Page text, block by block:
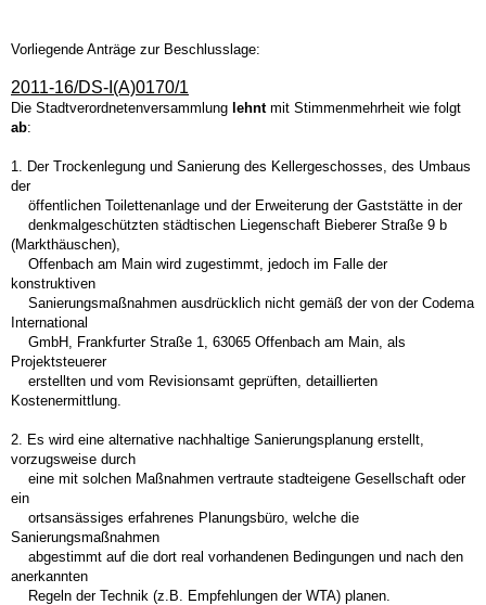
Vorliegende Anträge zur Beschlusslage:
2011-16/DS-I(A)0170/1
Die Stadtverordnetenversammlung lehntmit Stimmenmehrheit wie folgt
ab:
1. Der Trockenlegung und Sanierung des Kellergeschosses, des Umbaus
der
öffentlichen Toilettenanlage und der Erweiterung der Gaststätte in der
denkmalgeschützten städtischen Liegenschaft Bieberer Straße 9 b
(Markthäuschen),
Offenbach am Main wird zugestimmt, jedoch im Falle der
konstruktiven
Sanierungsmaßnahmen ausdrücklich nicht gemäß der von der Codema
International
GmbH, Frankfurter Straße 1, 63065 Offenbach am Main, als
Projektsteuerer
erstellten und vom Revisionsamt geprüften, detaillierten
Kostenermittlung.
2. Es wird eine alternative nachhaltige Sanierungsplanung erstellt,
vorzugsweise durch
eine mit solchen Maßnahmen vertraute stadteigene Gesellschaft oder
ein
ortsansässiges erfahrenes Planungsbüro, welche die
Sanierungsmaßnahmen
abgestimmt auf die dort real vorhandenen Bedingungen und nach den
anerkannten
Regeln der Technik (z.B. Empfehlungen der WTA) planen.